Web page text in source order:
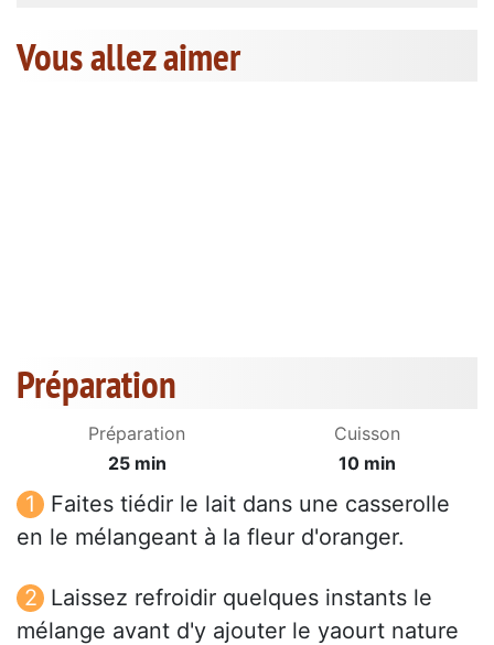
Vous allez aimer
Préparation
Préparation
25 min
Cuisson
10 min
Faites tiédir le lait dans une casserolle
en le mélangeant à la fleur d'oranger.
Laissez refroidir quelques instants le
mélange avant d'y ajouter le yaourt nature